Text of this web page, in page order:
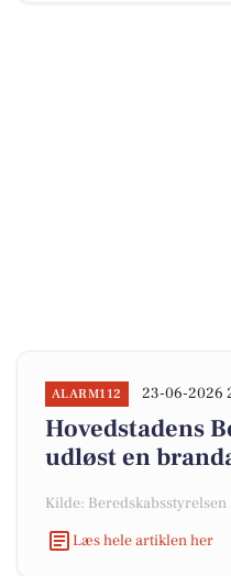
ALARM112 23-06-2026
Hovedstadens
udløst en
Kilde: Beredskabsstyrelsen
Læs hele artiklen her